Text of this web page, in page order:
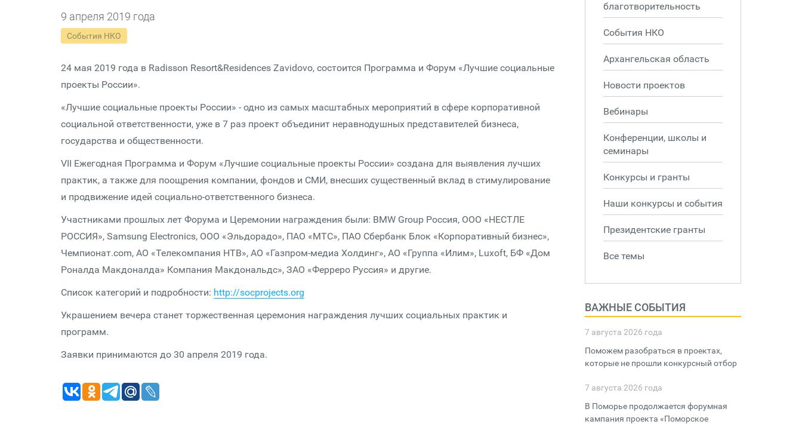
9 апреля 2019 года
События НКО
24 мая 2019 года в Radisson Resort&Residences Zavidovo, состоится Программа и Форум «Лучшие социальные
проекты России».
«Лучшие социальные проекты России» - одно из самых масштабных мероприятий в сфере корпоративной
социальной ответственности, уже в 7 раз проект объединит неравнодушных представителей бизнеса,
государства и общественности.
VII Ежегодная Программа и Форум «Лучшие социальные проекты России» создана для выявления лучших
практик, а также для поощрения компании, фондов и СМИ, внесших существенный вклад в стимулирование
и продвижение идей социально-ответственного бизнеса.
Участниками прошлых лет Форума и Церемонии награждения были: BMW Group Россия, ООО «НЕСТЛЕ
РОССИЯ», Samsung Electronics, ООО «Эльдорадо», ПАО «МТС», ПАО Сбербанк Блок «Корпоративный бизнес»,
Чемпионат.com, АО «Телекомпания НТВ», АО «Газпром-медиа Холдинг», АО «Группа «Илим», Luxoft, БФ «Дом
Роналда Макдоналда» Компания Макдональдс», ЗАО «Ферреро Руссия» и другие.
Список категорий и подробности: http://socprojects.org
Украшением вечера станет торжественная церемония награждения лучших социальных практик и
программ.
Заявки принимаются до 30 апреля 2019 года.
благотворительность
События НКО
Архангельская область
Новости проектов
Вебинары
Конференции, школы и
семинары
Конкурсы и гранты
Наши конкурсы и события
Президентские гранты
Все темы
ВАЖНЫЕ СОБЫТИЯ
7 августа 2026 года
Поможем разобраться в проектах,
которые не прошли конкурсный отбор
7 августа 2026 года
В Поморье продолжается форумная
кампания проекта «Поморское